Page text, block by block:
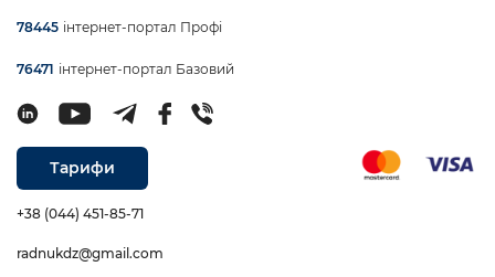
78445 інтернет-портал Профі
76471 інтернет-портал Базовий
Тарифи
+38 (044) 451-85-71
radnukdz@gmail.com